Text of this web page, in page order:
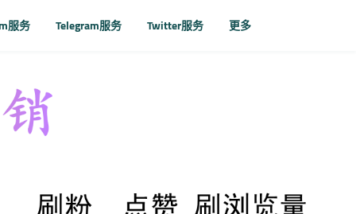
服务 Telegram服务 Twitter服务 更多